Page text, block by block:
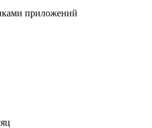
приложений